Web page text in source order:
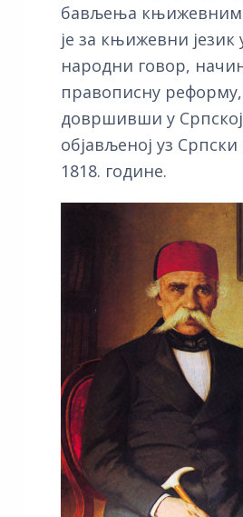
бављења књижевним
је за књижевни језик
народни говор,
правописну реформу,
довршивши у
објављеној уз
1818. године.